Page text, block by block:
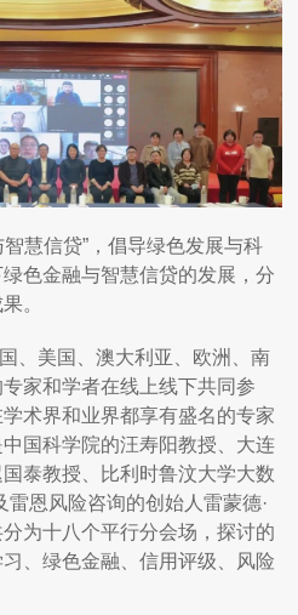
慧信贷”，倡导绿色发展与科
色金融与智慧信贷的发展，分
。
、美国、澳大利亚、欧洲、南
家和学者在线上线下共同参
术界和业界都享有盛名的专家
国科学院的汪寿阳教授、大连
泰教授、比利时鲁汶大学大数
雷恩风险咨询的创始人雷蒙德·
为十八个平行分会场，探讨的
、绿色金融、信用评级、风险